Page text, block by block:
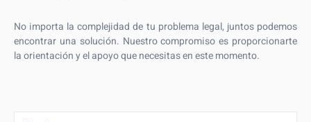
No importa la complejidad de tu problema legal, juntos podemos
encontrar una solución. Nuestro compromiso es proporcionarte
la orientación y el apoyo que necesitas en este momento.